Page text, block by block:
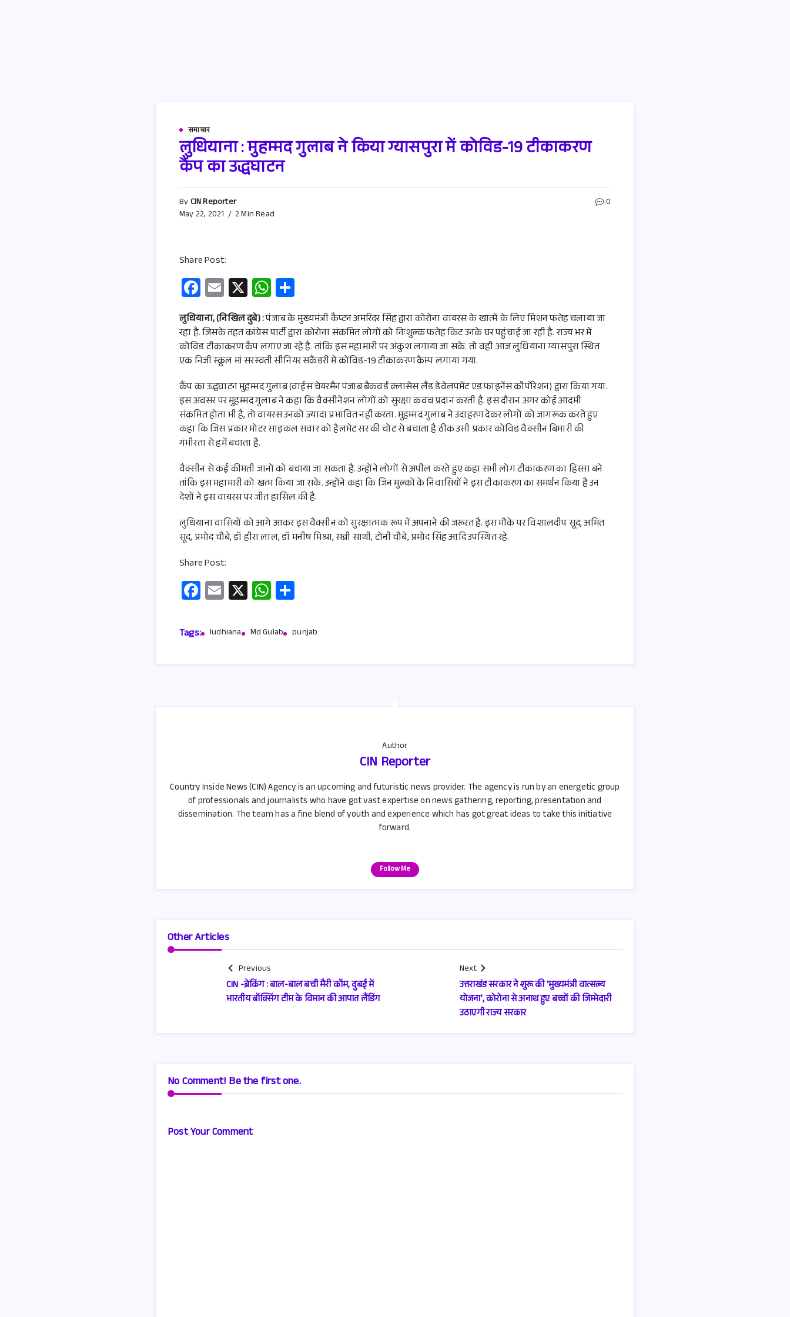
समाचार
लुधियाना : मुहम्मद गुलाब ने किया ग्यासपुरा में कोविड-19 टीकाकरण
कैंप का उद्धघाटन
ByCIN Reporter
May 22, 2021
2 Min Read
0
Share Post:
Fa
ce
b
o
o
k
E
m
ail
X W
h
at
s
A
p
p
h
ar
e
लुधियाना, (निखिल दुबे) :पंजाब के मुख्यमंत्री कैप्टन अमरिंदर सिंह द्वारा कोरोना वायरस के खात्में के लिए मिशन फतेह चलाया जा
रहा है. जिसके तहत कांग्रेस पार्टी द्वारा कोरोना संक्रमित लोगों को निःशुल्क फतेह किट उनके घर पहुंचाई जा रही है. राज्य भर में
कोविड टीकाकरण कैंप लगाए जा रहे है. तांकि इस महामारी पर अंकुश लगाया जा सके. तो वही आज लुधियाना ग्यासपुरा स्थित
एक निजी स्कूल मां सरस्वती सीनियर सकैंडरी में कोविड-19 टीकाकरण कैम्प लगाया गया.
कैंप का उद्धघाटन मुहम्मद गुलाब (वाईस चेयरमैन पंजाब बैकवर्ड क्लासेस लैंड डेवेलपमेंट एंड फाइनेंस कॉर्पोरेशन) द्वारा किया गया.
इस अवसर पर मुहम्मद गुलाब ने कहा कि वैक्सीनेशन लोगों को सुरक्षा कवच प्रदान करती है. इस दौरान अगर कोई आदमी
संक्रमित होता भी है, तो वायरस उनको ज्यादा प्रभावित नहीं करता. मुहम्मद गुलाब ने उदाहरण देकर लोगों को जागरूक करते हुए
कहा कि जिस प्रकार मोटर साइकल सवार को हैलमेट सर की चोट से बचाता है ठीक उसी प्रकार कोविड वैक्सीन बिमारी की
गंभीरता से हमें बचाता है.
वैक्सीन से कई कीमती जानों को बचाया जा सकता है. उन्होंने लोगों से अपील करते हुए कहा सभी लोग टीकाकरण का हिस्सा बने
तांकि इस महामारी को खत्म किया जा सके. उन्होंने कहा कि जिन मुल्कों के निवासियों ने इस टीकाकरण का समर्थन किया है उन
देशों ने इस वायरस पर जीत हासिल की है.
लुधियाना वासियों को आगे आकर इस वैक्सीन को सुरक्षात्मक रूप में अपनाने की जरूरत है. इस मौके पर विशालदीप सूद, अमित
सूद, प्रमोद चौबे, डॉ हीरा लाल, डॉ मनीष मिश्रा, सन्नी साथी, टोनी चौबे, प्रमोद सिंह आदि उपस्थित रहे.
Share Post:
Fa
ce
b
E
m
ail
X W
h
at ar
Tags: ludhiana Md Gulab punjab
Author
CIN Reporter
Country Inside News (CIN) Agency is an upcoming and futuristic news provider. The agency is run by an energetic group
of professionals and journalists who have got vast expertise on news gathering, reporting, presentation and
dissemination. The team has a fine blend of youth and experience which has got great ideas to take this initiative
forward.
Follow Me
Other Articles
Previous
CIN -ब्रेकिंग : बाल-बाल बची मैरी कॉम, दुबई में
भारतीय बॉक्सिंग टीम के विमान की आपात लैंडिंग
Next
उत्तराखंड सरकार ने शुरू की ‘मुख्यमंत्री वात्सल्य
योजना’, कोरोना से अनाथ हुए बच्चों की जिम्मेदारी
उठाएगी राज्य सरकार
No Comment! Be the first one.
Post Your Comment